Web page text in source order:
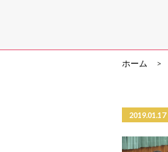
ホーム
2019.01.17